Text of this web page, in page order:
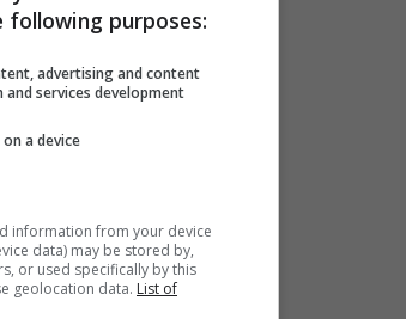
Mark. Questo mi
per fare una
purposes:
advertising and content
and services development
a device
information from your device
data) may be stored by,
or used specifically by this
geolocation data. List of